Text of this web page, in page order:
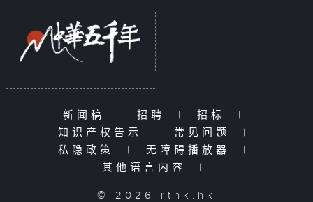
新闻稿 | 招聘 | 招标
|
知识产权告示
| 常见问题
|
私隐政策
| 无障碍播放器
|
其他语言内容
|
© 2026 rthk.hk